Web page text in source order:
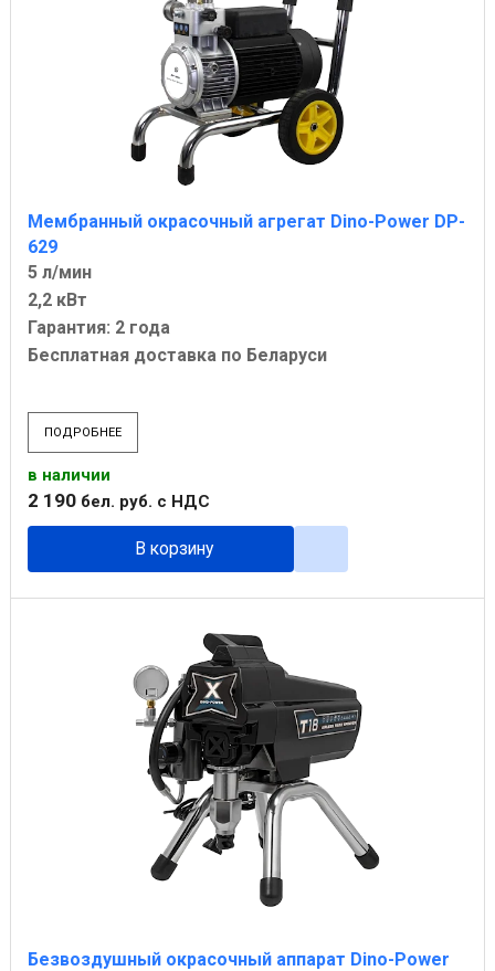
Мембранный окрасочный агрегат Dino-Power DP-
629
5 л/мин
2,2 кВт
Гарантия: 2 года
Бесплатная доставка по Беларуси
ПОДРОБНЕЕ
в наличии
2 190 бел. руб. с НДС
В корзину
Безвоздушный окрасочный аппарат Dino-Power